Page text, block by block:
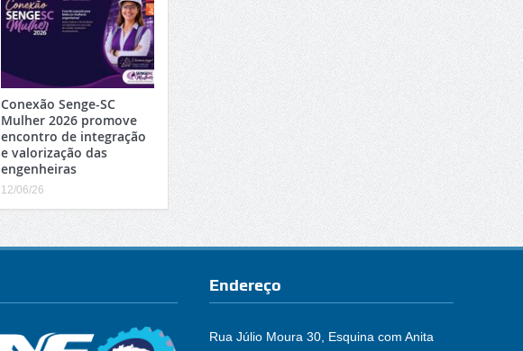
Conexão Senge-SC
Mulher 2026 promove
encontro de integração
e valorização das
engenheiras
12/06/26
Endereço
Rua Júlio Moura 30, Esquina com Anita